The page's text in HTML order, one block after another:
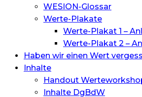
WESION-Glossar
Werte-Plakate
Werte-Plakat 1 –
Werte-Plakat 2 –
Haben wir einen Wert
Inhalte
Handout
Inhalte DgBdW